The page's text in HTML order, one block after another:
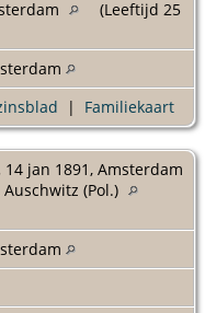
(Leeftijd 25
| Familiekaart
14 jan 1891, Amsterdam
(Pol.)